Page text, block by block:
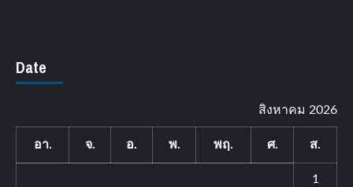
Date
สิงหาคม 2026
อา. จ. อ. พ. พฤ. ศ. ส.
1